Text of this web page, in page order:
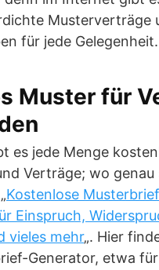
Musterverträge
für jede Gelegenheit.
Muster für
es jede Menge
Verträge; wo genau
Kostenlose
Einspruch,
vieles mehr„. Hier
Generator, etwa für